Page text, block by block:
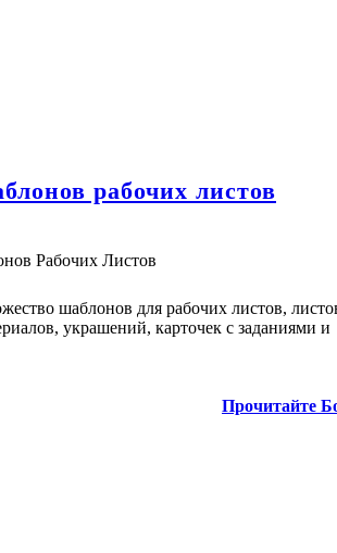
рабочих листов
Рабочих Листов
шаблонов для рабочих листов,
украшений, карточек с заданиями и
Прочитайте